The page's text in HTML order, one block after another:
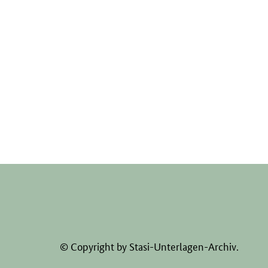
© Copyright by Stasi-Unterlagen-Archiv.